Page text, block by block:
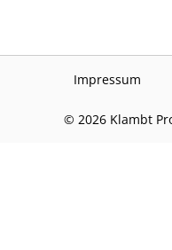
Impressum
© 2026 Klambt